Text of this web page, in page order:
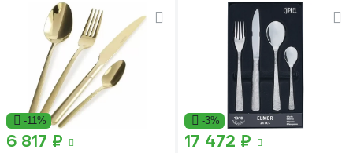
-11%
6 817 ₽
-3%
17 472 ₽